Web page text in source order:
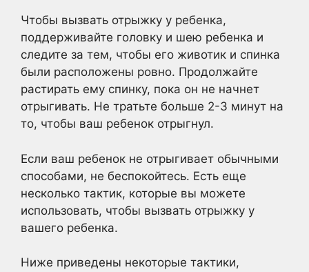
Чтобы вызвать отрыжку у ребенка,
поддерживайте головку и шею ребенка и
следите за тем, чтобы его животик и спинка
были расположены ровно. Продолжайте
растирать ему спинку, пока он не начнет
отрыгивать. Не тратьте больше 2-3 минут на
то, чтобы ваш ребенок отрыгнул.
Если ваш ребенок не отрыгивает обычными
способами, не беспокойтесь. Есть еще
несколько тактик, которые вы можете
использовать, чтобы вызвать отрыжку у
вашего ребенка.
Ниже приведены некоторые тактики,